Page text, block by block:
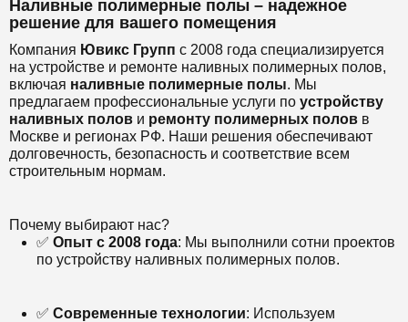
Наливные полимерные полы – надежное
решение для вашего помещения
Компания Ювикс Групп с 2008 года специализируется
на устройстве и ремонте наливных полимерных полов,
включая наливные полимерные полы. Мы
предлагаем профессиональные услуги по устройству
наливных полов и ремонту полимерных полов в
Москве и регионах РФ. Наши решения обеспечивают
долговечность, безопасность и соответствие всем
строительным нормам.
Почему выбирают нас?
✅ Опыт с 2008 года: Мы выполнили сотни проектов
по устройству наливных полимерных полов.
✅ Современные технологии: Используем